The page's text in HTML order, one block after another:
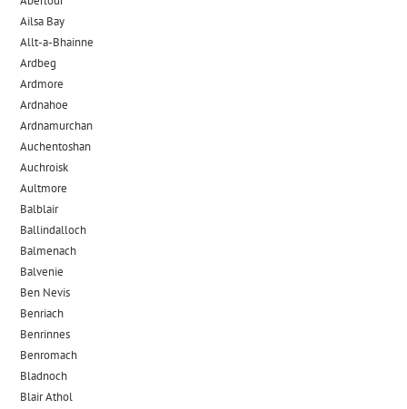
Ailsa Bay
Allt-a-Bhainne
Ardbeg
Ardmore
Ardnahoe
Ardnamurchan
Auchentoshan
Auchroisk
Aultmore
Balblair
Ballindalloch
Balmenach
Balvenie
Ben Nevis
Benriach
Benrinnes
Benromach
Bladnoch
Blair Athol